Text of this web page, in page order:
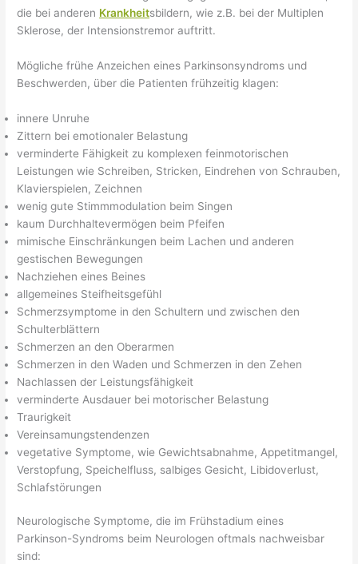
die bei anderen Krankheitsbildern, wie z.B. bei der Multiplen
Sklerose, der Intensionstremor auftritt.
Mögliche frühe Anzeichen eines Parkinsonsyndroms und
Beschwerden, über die Patienten frühzeitig klagen:
innere Unruhe
Zittern bei emotionaler Belastung
verminderte Fähigkeit zu komplexen feinmotorischen
Leistungen wie Schreiben, Stricken, Eindrehen von Schrauben,
Klavierspielen, Zeichnen
wenig gute Stimmmodulation beim Singen
kaum Durchhaltevermögen beim Pfeifen
mimische Einschränkungen beim Lachen und anderen
gestischen Bewegungen
Nachziehen eines Beines
allgemeines Steifheitsgefühl
Schmerzsymptome in den Schultern und zwischen den
Schulterblättern
Schmerzen an den Oberarmen
Schmerzen in den Waden und Schmerzen in den Zehen
Nachlassen der Leistungsfähigkeit
verminderte Ausdauer bei motorischer Belastung
Traurigkeit
Vereinsamungstendenzen
vegetative Symptome, wie Gewichtsabnahme, Appetitmangel,
Verstopfung, Speichelfluss, salbiges Gesicht, Libidoverlust,
Schlafstörungen
Neurologische Symptome, die im Frühstadium eines
Parkinson-Syndroms beim Neurologen oftmals nachweisbar
sind: